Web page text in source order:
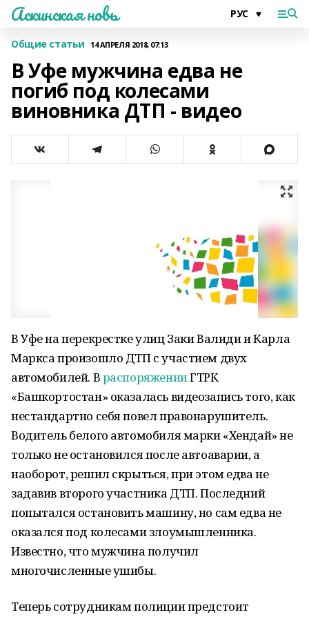
Аскинская новь
Общие статьи 14 АПРЕЛЯ 2018, 07:13
В Уфе мужчина едва не
погиб под колесами
виновника ДТП - видео
В Уфе на перекрестке улиц Заки Валиди и Карла
Маркса произошло ДТП с участием двух
автомобилей. ВраспоряженииГТРК
«Башкортостан» оказалась видеозапись того, как
нестандартно себя повел правонарушитель.
Водитель белого автомобиля марки «Хендай» не
только не остановился после автоаварии, а
наоборот, решил скрыться, при этом едва не
задавив второго участника ДТП. Последний
попытался остановить машину, но сам едва не
оказался под колесами злоумышленника.
Известно, что мужчина получил
многочисленные ушибы.
Теперь сотрудникам полиции предстоит